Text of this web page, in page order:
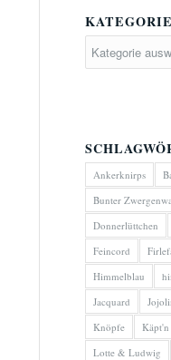
Ankerknirps
Bunter
Donnerlüttchen
Feincord
Himmelblau
Jacquard
Knöpfe
Lotte & Ludwig